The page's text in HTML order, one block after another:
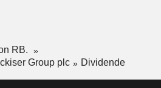
RB.
Group plc
Dividende